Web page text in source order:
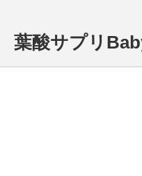
葉酸サプリ